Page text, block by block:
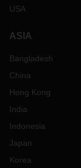
USA
ASIA
Bangladesh
China
Hong Kong
India
Indonesia
Japan
Korea